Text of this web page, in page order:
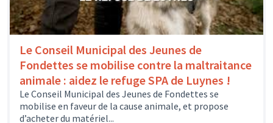
Le Conseil Municipal des Jeunes de
Fondettes se mobilise contre la maltraitance
animale : aidez le refuge SPA de Luynes !
Le Conseil Municipal des Jeunes de Fondettes se
mobilise en faveur de la cause animale, et propose
d’acheter du matériel...